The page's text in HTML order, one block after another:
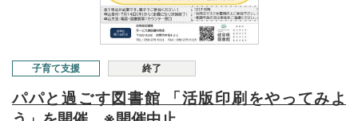
子育て支援 終了
パパと過ごす図書館 「活版印刷をやってみよ